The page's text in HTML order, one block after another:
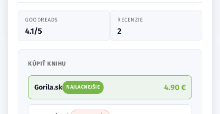
GOODREADS
4.1/5
RECENZIE
2
KÚPIŤ KNIHU
Gorila.sk NAJLACNEJŠIE 4.90 €